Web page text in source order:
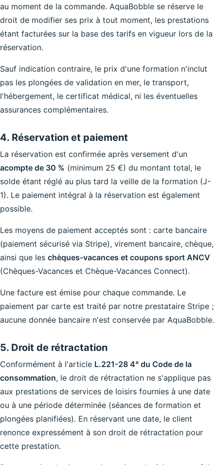
au moment de la commande. AquaBobble se réserve le
droit de modifier ses prix à tout moment, les prestations
étant facturées sur la base des tarifs en vigueur lors de la
réservation.
Sauf indication contraire, le prix d'une formation n'inclut
pas les plongées de validation en mer, le transport,
l'hébergement, le certificat médical, ni les éventuelles
assurances complémentaires.
4. Réservation et paiement
La réservation est confirmée après versement d'un
acompte de 30 % (minimum 25 €) du montant total, le
solde étant réglé au plus tard la veille de la formation (J-
1). Le paiement intégral à la réservation est également
possible.
Les moyens de paiement acceptés sont : carte bancaire
(paiement sécurisé via Stripe), virement bancaire, chèque,
ainsi que les chèques-vacances et coupons sport ANCV
(Chèques-Vacances et Chèque-Vacances Connect).
Une facture est émise pour chaque commande. Le
paiement par carte est traité par notre prestataire Stripe ;
aucune donnée bancaire n'est conservée par AquaBobble.
5. Droit de rétractation
Conformément à l'article L.221-28 4° du Code de la
consommation, le droit de rétractation ne s'applique pas
aux prestations de services de loisirs fournies à une date
ou à une période déterminée (séances de formation et
plongées planifiées). En réservant une date, le client
renonce expressément à son droit de rétractation pour
cette prestation.